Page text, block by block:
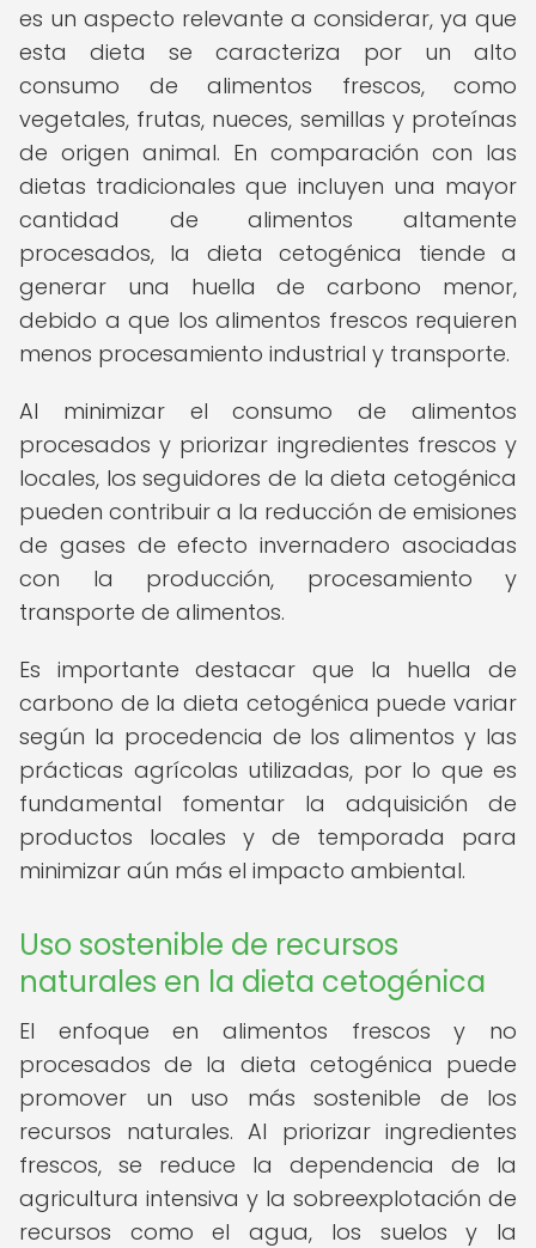
es un aspecto relevante a considerar, ya que
esta dieta se caracteriza por un alto
consumo de alimentos frescos, como
vegetales, frutas, nueces, semillas y proteínas
de origen animal. En comparación con las
dietas tradicionales que incluyen una mayor
cantidad de alimentos altamente
procesados, la dieta cetogénica tiende a
generar una huella de carbono menor,
debido a que los alimentos frescos requieren
menos procesamiento industrial y transporte.
Al minimizar el consumo de alimentos
procesados y priorizar ingredientes frescos y
locales, los seguidores de la dieta cetogénica
pueden contribuir a la reducción de emisiones
de gases de efecto invernadero asociadas
con la producción, procesamiento y
transporte de alimentos.
Es importante destacar que la huella de
carbono de la dieta cetogénica puede variar
según la procedencia de los alimentos y las
prácticas agrícolas utilizadas, por lo que es
fundamental fomentar la adquisición de
productos locales y de temporada para
minimizar aún más el impacto ambiental.
Uso sostenible de recursos
naturales en la dieta cetogénica
El enfoque en alimentos frescos y no
procesados de la dieta cetogénica puede
promover un uso más sostenible de los
recursos naturales. Al priorizar ingredientes
frescos, se reduce la dependencia de la
agricultura intensiva y la sobreexplotación de
recursos como el agua, los suelos y la